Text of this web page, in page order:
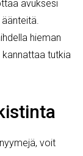
avuksesi
hieman
kannattaa tutkia
voit